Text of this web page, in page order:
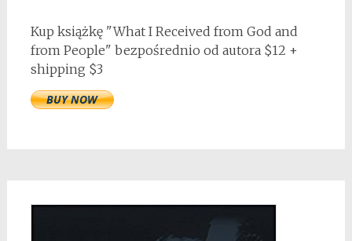
Kup książkę "What I Received from God and
from People" bezpośrednio od autora $12 +
shipping $3